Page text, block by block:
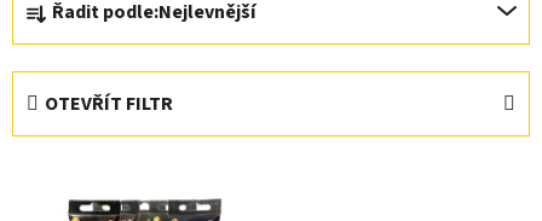
a
z
Řadit podle:Nejlevnější
OTEVŘÍT FILTR